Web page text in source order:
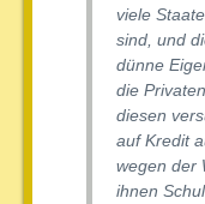
viele
sind, und
dünne
die
diesen
auf Kredit
wegen der
ihnen